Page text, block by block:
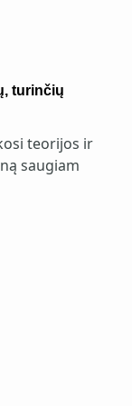
turinčių
teorijos ir
saugiam